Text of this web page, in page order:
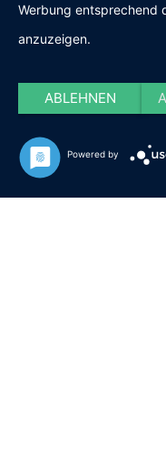
Werbung entsprechend
anzuzeigen.
ABLEHNEN
Powered by